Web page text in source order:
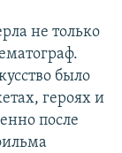
не только
было
героях и
после